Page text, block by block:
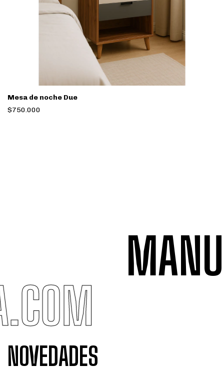
Mesa de noche Due
$750.000
NOVEDADES